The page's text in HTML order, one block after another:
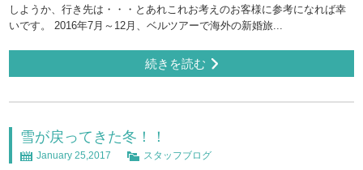
しようか、行き先は・・・とあれこれお考えのお客様に参考になれば幸
いです。 2016年7月～12月、ベルツアーで海外の新婚旅...
続きを読む
雪が戻ってきた冬！！
January 25,2017 スタッフブログ